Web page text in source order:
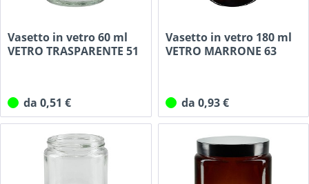
Vasetto in vetro 60 ml
VETRO TRASPARENTE 51
da 0,51 €
Vasetto in vetro 180 ml
VETRO MARRONE 63
da 0,93 €